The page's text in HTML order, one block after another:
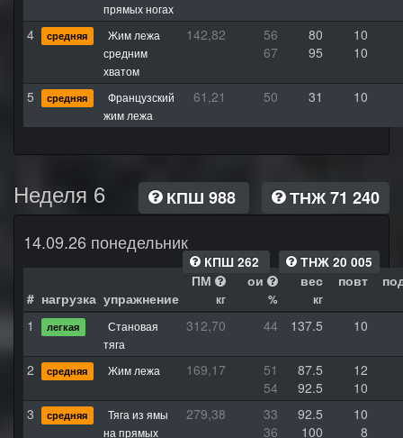
прямых ногах
4 средняя
Жим лежа
средним
хватом
142,82 56 80
10
67
95 10
5 средняя
Французский
жим лежа
61,21 50 31 10
Неделя 6 КПШ 988
ТНЖ 71 240
14.09.26 понедельник
КПШ 262 ТНЖ 20 005
# нагрузка упражнение
ПМ
кг
ои
%
вес
кг
повт
1 легкая
Становая
тяга
312,70 44 137.5 10
2 средняя Жим лежа 169,17 51 87.5
12
54
92.5
10
3
средняя
Тяга из ямы
на прямых
279,38 33 92.5
10
36
100 8